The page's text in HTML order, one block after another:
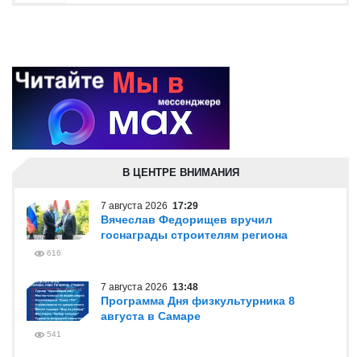
В ЦЕНТРЕ ВНИМАНИЯ
7 августа 2026 17:29
Вячеслав Федорищев вручил
госнаграды строителям региона
616
7 августа 2026 13:48
Программа Дня физкультурника 8
августа в Самаре
541